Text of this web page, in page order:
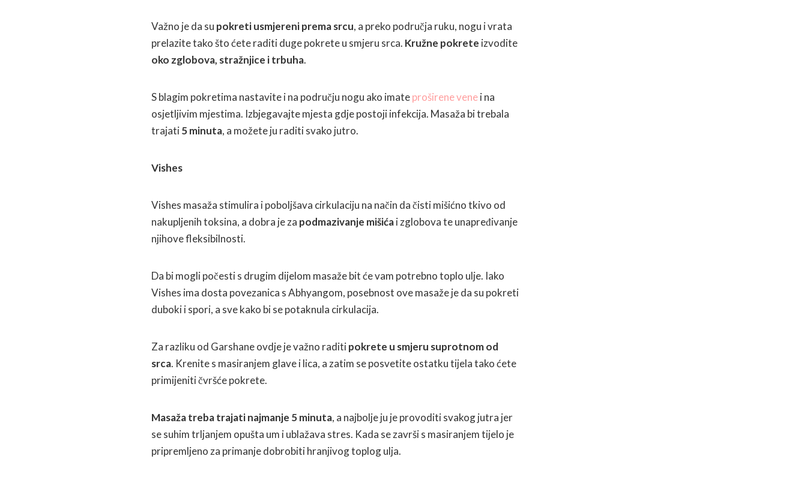
Važno je da su pokreti usmjereni prema srcu, a preko područja ruku, nogu i vrata
prelazite tako što ćete raditi duge pokrete u smjeru srca. Kružne pokrete izvodite
oko zglobova, stražnjice i trbuha.
S blagim pokretima nastavite i na području nogu ako imateproširene venei na
osjetljivim mjestima. Izbjegavajte mjesta gdje postoji infekcija. Masaža bi trebala
trajati5 minuta, a možete ju raditi svako jutro.
Vishes
Vishes masaža stimulira i poboljšava cirkulaciju na način da čisti mišićno tkivo od
nakupljenih toksina, a dobra je za podmazivanje mišićai zglobova te unapređivanje
njihove fleksibilnosti.
Da bi mogli počesti s drugim dijelom masaže bit će vam potrebno toplo ulje. Iako
Vishes ima dosta povezanica s Abhyangom, posebnost ove masaže je da su pokreti
duboki i spori, a sve kako bi se potaknula cirkulacija.
Za razliku od Garshane ovdje je važno raditipokrete u smjeru suprotnom od
srca. Krenite s masiranjem glave i lica, a zatim se posvetite ostatku tijela tako ćete
primijeniti čvršće pokrete.
Masaža treba trajati najmanje 5 minuta, a najbolje ju je provoditi svakog jutra jer
se suhim trljanjem opušta um i ublažava stres. Kada se završi s masiranjem tijelo je
pripremljeno za primanje dobrobiti hranjivog toplog ulja.